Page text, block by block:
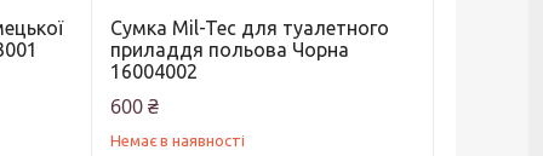
Сумка Mil-Tec для туалетного
приладдя польова Чорна
16004002
600 ₴
Немає в наявності